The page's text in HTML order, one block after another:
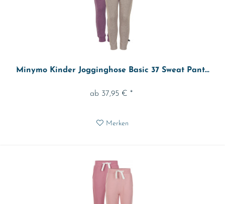
Minymo Kinder Jogginghose Basic 37 Sweat Pant...
ab 37,95 € *
Merken